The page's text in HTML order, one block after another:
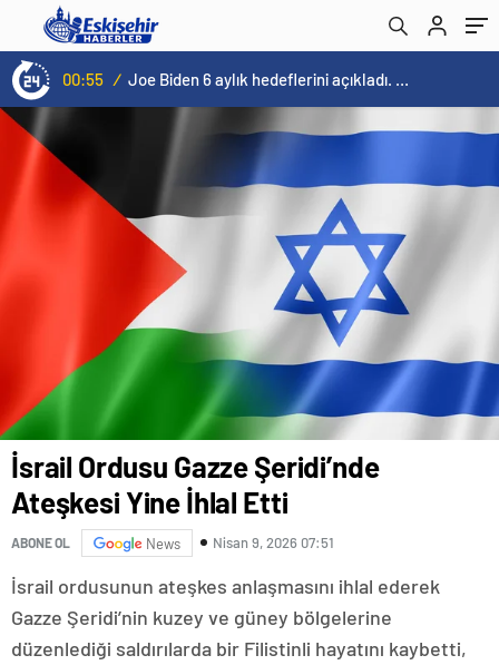
00:55 / Joe Biden 6 aylık hedeflerini açıkladı. Senato buz gibi…
İsrail Ordusu Gazze Şeridi’nde
Ateşkesi Yine İhlal Etti
ABONE OL News Nisan 9, 2026 07:51
İsrail ordusunun ateşkes anlaşmasını ihlal ederek
Gazze Şeridi’nin kuzey ve güney bölgelerine
düzenlediği saldırılarda bir Filistinli hayatını kaybetti,